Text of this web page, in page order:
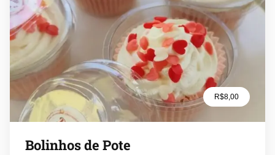
R$8,00
Bolinhos de Pote